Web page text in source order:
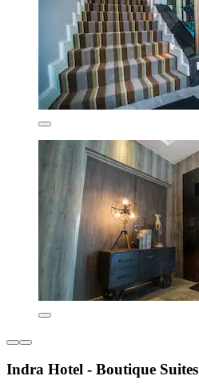
Indra Hotel - Boutique Suites